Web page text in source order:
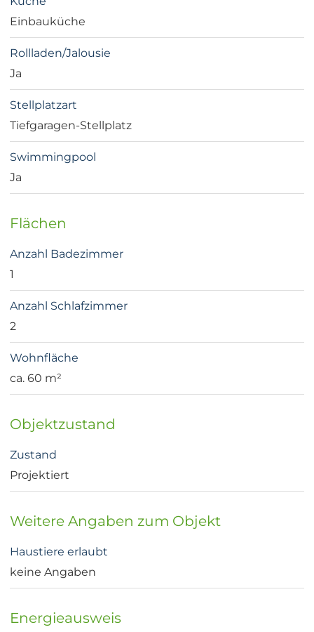
Einbauküche
Rollladen/Jalousie
Ja
Stellplatzart
Tiefgaragen-Stellplatz
Swimmingpool
Ja
Flächen
Anzahl Badezimmer
1
Anzahl Schlafzimmer
2
Wohnfläche
ca. 60 m²
Objektzustand
Zustand
Projektiert
Weitere Angaben zum Objekt
Haustiere erlaubt
keine Angaben
Energieausweis